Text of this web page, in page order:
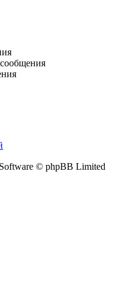
© phpBB Limited